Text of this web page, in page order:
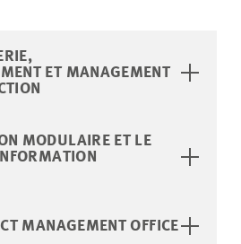
ET MANAGEMENT
MODULAIRE ET LE
MANAGEMENT OFFICE